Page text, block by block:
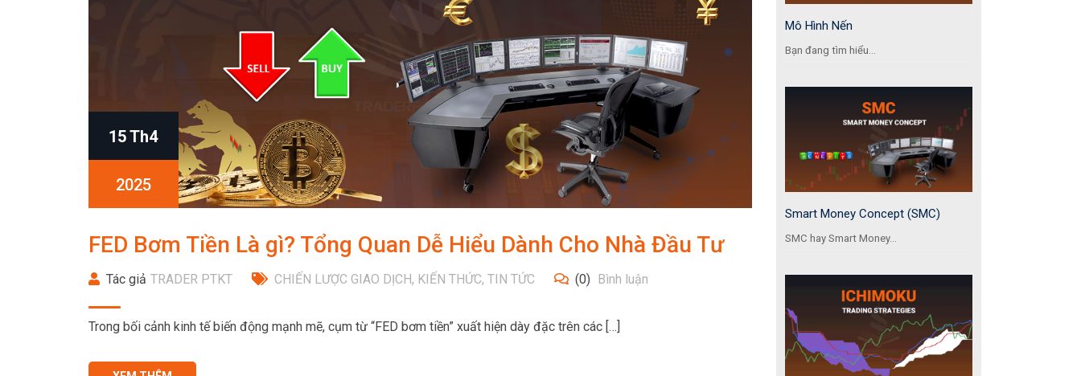
15 Th4
2025
FED Bơm Tiền Là gì? Tổng Quan Dễ Hiểu Dành Cho Nhà Đầu Tư
Tác giả TRADER PTKT CHIẾN LƯỢC GIAO DỊCH, KIẾN THỨC, TIN TỨC (0) Bình luận
Trong bối cảnh kinh tế biến động mạnh mẽ, cụm từ “FED bơm tiền” xuất hiện dày đặc trên các […]
Mô Hình Nến
Bạn đang tìm hiểu...
Smart Money Concept (SMC)
SMC hay Smart Money...